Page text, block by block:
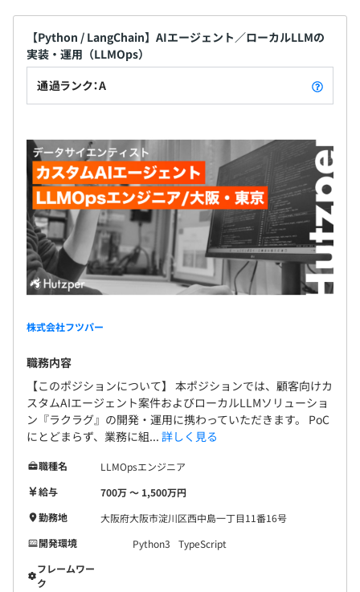
【Python / LangChain】AIエージェント／ローカルLLMの
実装・運用（LLMOps）
通過ランク：A
株式会社フツパー
職務内容
【このポジションについて】 本ポジションでは、顧客向けカ
スタムAIエージェント案件およびローカルLLMソリューショ
ン『ラクラグ』の開発・運用に携わっていただきます。 PoC
にとどまらず、業務に組... 詳しく見る
職種名
LLMOpsエンジニア
給与
700万 〜 1,500万円
勤務地
大阪府大阪市淀川区西中島一丁目11番16号
開発環境
Python3
TypeScript
フレームワー
ク